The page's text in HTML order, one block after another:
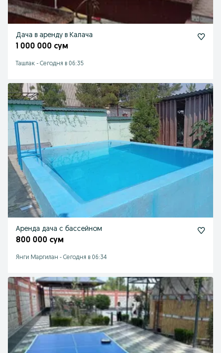
Дача в аренду в Калача
1 000 000 сум
Ташлак - Сегодня в 06:35
Аренда дача с бассейном
800 000 сум
Янги Маргилан - Сегодня в 06:34